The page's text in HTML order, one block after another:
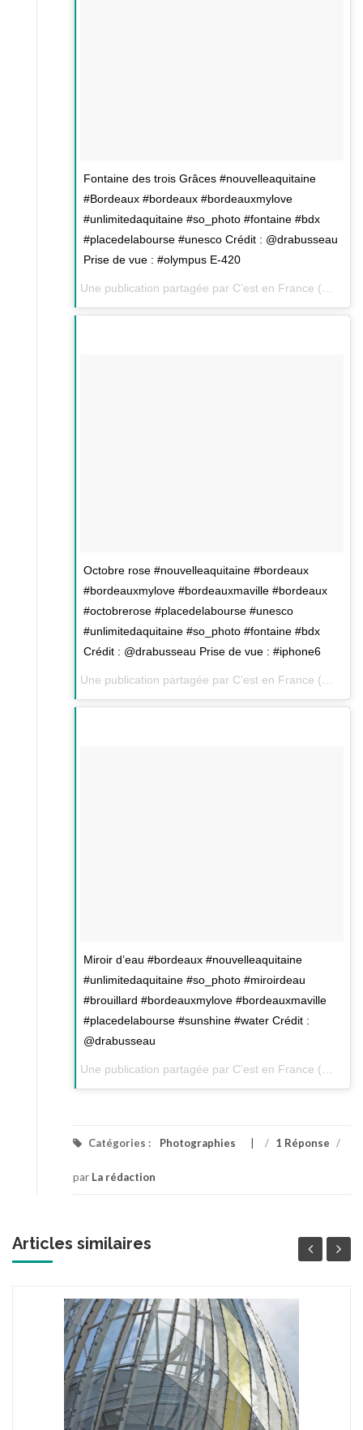
Fontaine des trois Grâces #nouvelleaquitaine
#Bordeaux #bordeaux #bordeauxmylove
#unlimitedaquitaine #so_photo #fontaine #bdx
#placedelabourse #unesco Crédit : @drabusseau
Prise de vue : #olympus E-420
Octobre rose #nouvelleaquitaine #bordeaux
#bordeauxmylove #bordeauxmaville #bordeaux
#octobrerose #placedelabourse #unesco
#unlimitedaquitaine #so_photo #fontaine #bdx
Crédit : @drabusseau Prise de vue : #iphone6
Miroir d’eau #bordeaux #nouvelleaquitaine
#unlimitedaquitaine #so_photo #miroirdeau
#brouillard #bordeauxmylove #bordeauxmaville
#placedelabourse #sunshine #water Crédit :
@drabusseau
Catégories : Photographies / 1 Réponse /
par La rédaction
Articles similaires